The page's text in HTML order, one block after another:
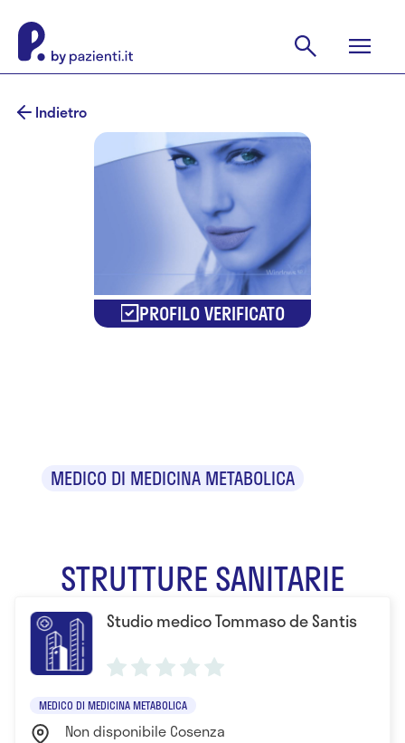
Indietro
PROFILO VERIFICATO
MEDICO DI MEDICINA METABOLICA
STRUTTURE SANITARIE
Studio medico Tommaso de Santis
MEDICO DI MEDICINA METABOLICA
Non disponibile Cosenza